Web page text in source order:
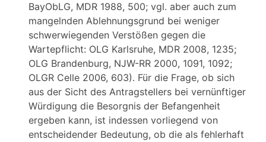
BayObLG, MDR 1988, 500; vgl. aber auch zum
mangelnden Ablehnungsgrund bei weniger
schwerwiegenden Verstößen gegen die
Wartepflicht: OLG Karlsruhe, MDR 2008, 1235;
OLG Brandenburg, NJW-RR 2000, 1091, 1092;
OLGR Celle 2006, 603). Für die Frage, ob sich
aus der Sicht des Antragstellers bei vernünftiger
Würdigung die Besorgnis der Befangenheit
ergeben kann, ist indessen vorliegend von
entscheidender Bedeutung, ob die als fehlerhaft